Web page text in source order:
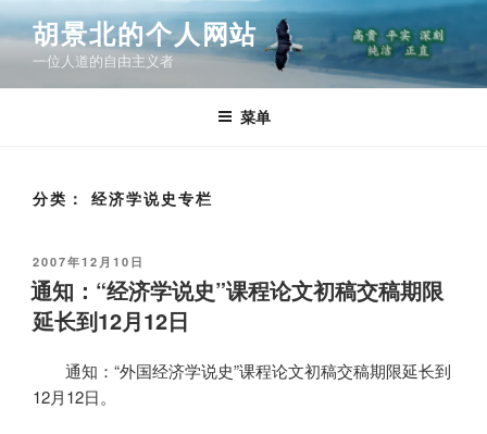
跳
至
容
胡景北的个人网站
一位人道的自由主义者
菜单
分类： 经济学说史专栏
发
布
于
2007年12月10日
通知：“经济学说史”课程论文初稿交稿期限
延长到12月12日
通知：“外国经济学说史”课程论文初稿交稿期限延长到
12月12日。